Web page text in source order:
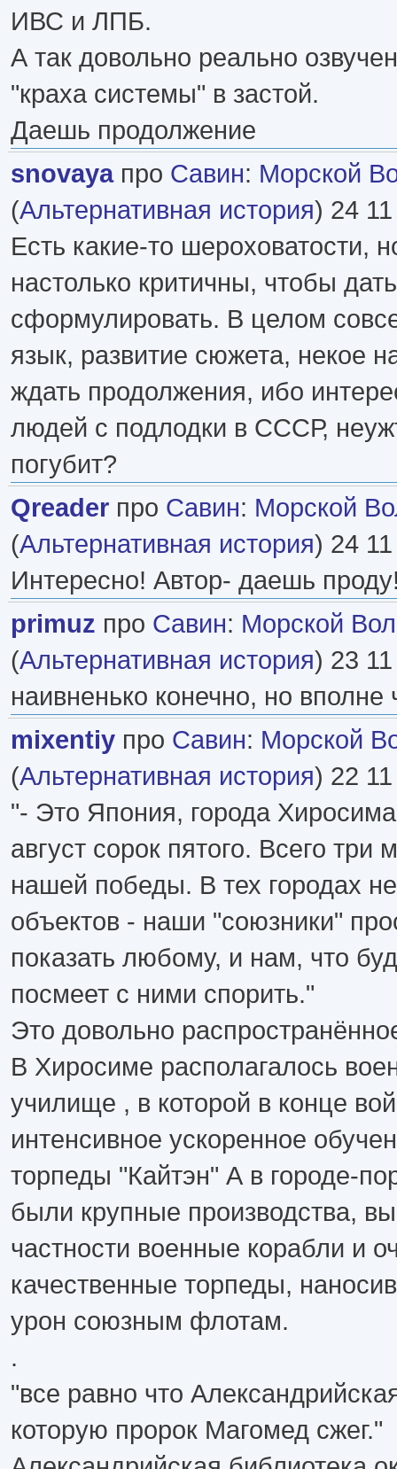
ИВС и ЛПБ.
А так довольно реально
"краха системы" в застой.
Даешь продолжение
snovayaпро Савин: Морской
(Альтернативная история) 24 11
Есть какие-то шероховатости,
настолько критичны, чтобы
сформулировать. В целом
язык, развитие сюжета, некое
ждать продолжения, ибо
людей с подлодки в СССР,
погубит?
Qreader про Савин: Морской
(Альтернативная история) 24 11
Интересно! Автор- даешь
primuz про Савин: Морской
(Альтернативная история) 23 11
наивненько конечно, но вполне
mixentiy про Савин: Морской
(Альтернативная история) 22 11
"- Это Япония, города
август сорок пятого. Всего три
нашей победы. В тех городах
объектов - наши "союзники"
показать любому, и нам, что
посмеет с ними спорить."
Это довольно
В Хиросиме располагалось
училище , в которой в конце
интенсивное ускоренное
торпеды "Кайтэн" А в городе-
были крупные производства,
частности военные корабли и
качественные торпеды,
урон союзным флотам.
.
"все равно что
которую пророк Магомед сжег."